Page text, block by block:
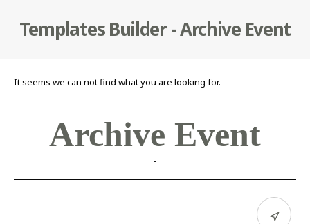
Templates Builder - Archive Event
It seems we can not find what you are looking for.
Archive Event
-